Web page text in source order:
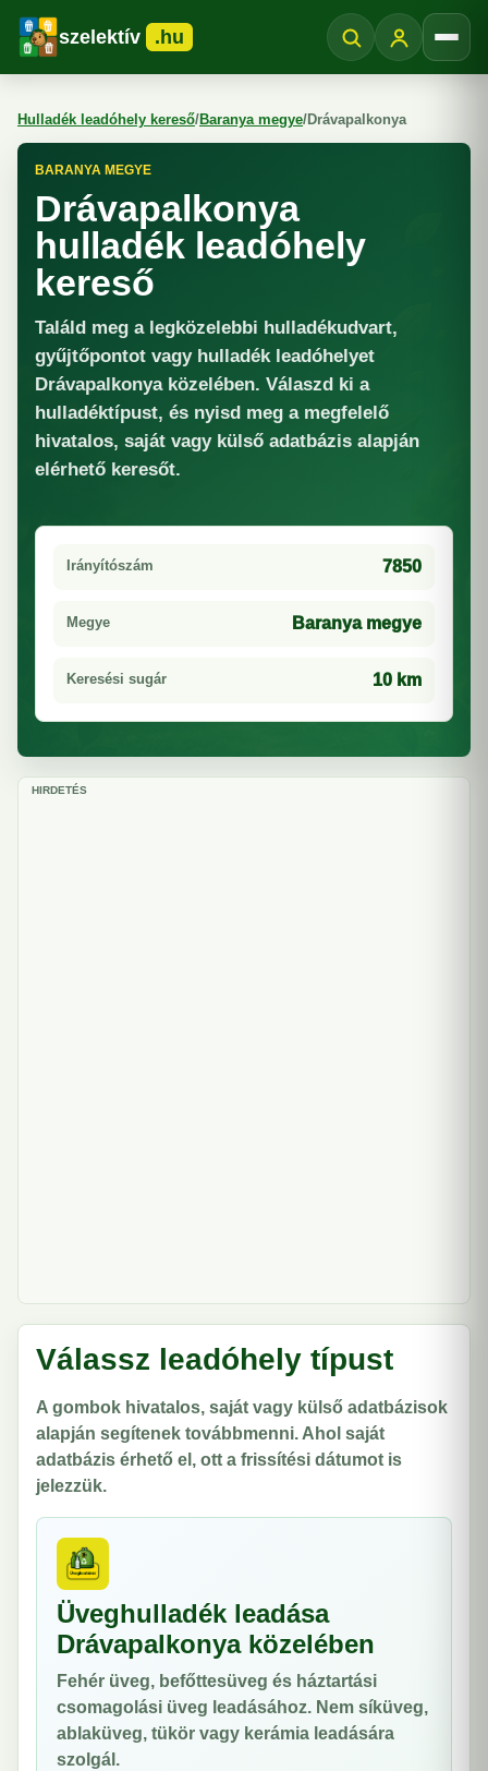
szelektív .hu
Hulladék leadóhely kereső/Baranya megye/Drávapalkonya
BARANYA MEGYE
Drávapalkonya
hulladék leadóhely
kereső
Találd meg a legközelebbi hulladékudvart,
gyűjtőpontot vagy hulladék leadóhelyet
Drávapalkonya közelében. Válaszd ki a
hulladéktípust, és nyisd meg a megfelelő
hivatalos, saját vagy külső adatbázis alapján
elérhető keresőt.
Irányítószám 7850
Megye Baranya megye
Keresési sugár 10 km
HIRDETÉS
Válassz leadóhely típust
A gombok hivatalos, saját vagy külső adatbázisok
alapján segítenek továbbmenni. Ahol saját
adatbázis érhető el, ott a frissítési dátumot is
jelezzük.
Üveghulladék leadása
Drávapalkonya közelében
Fehér üveg, befőttesüveg és háztartási
csomagolási üveg leadásához. Nem síküveg,
ablaküveg, tükör vagy kerámia leadására
szolgál.